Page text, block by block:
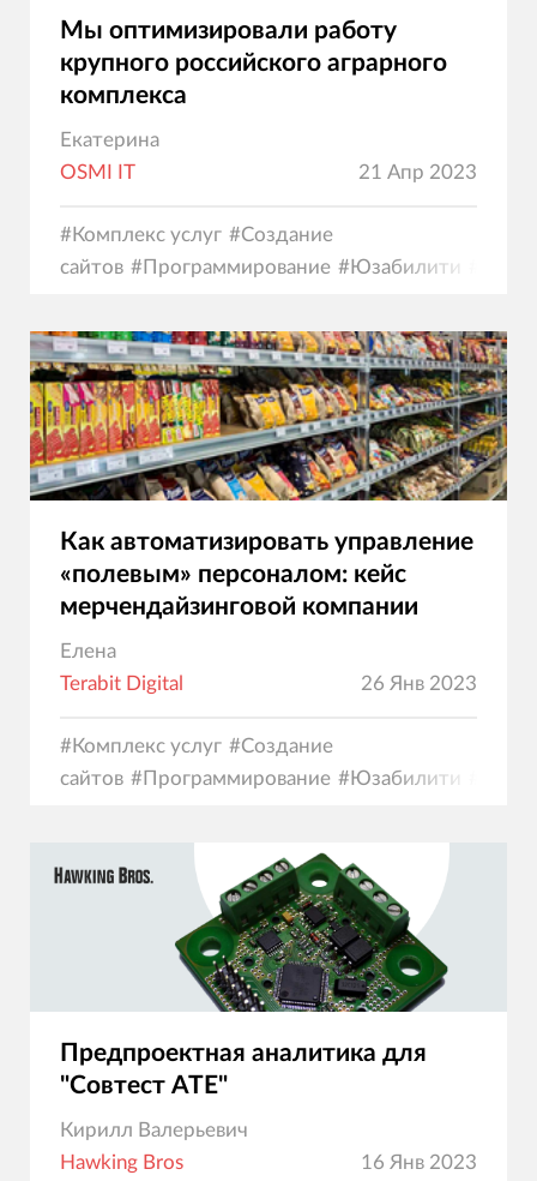
Мы оптимизировали работу
крупного российского аграрного
комплекса
Екатерина
OSMI IT
21 Апр 2023
#Комплекс услуг #Создание
сайтов #Программирование #Юзабилити
Как автоматизировать управление
«полевым» персоналом: кейс
мерчендайзинговой компании
Елена
Terabit Digital
26 Янв 2023
#Комплекс услуг #Создание
сайтов #Программирование #Юзабилити
Предпроектная аналитика для
"Совтест АТЕ"
Кирилл Валерьевич
Hawking Bros
16 Янв 2023